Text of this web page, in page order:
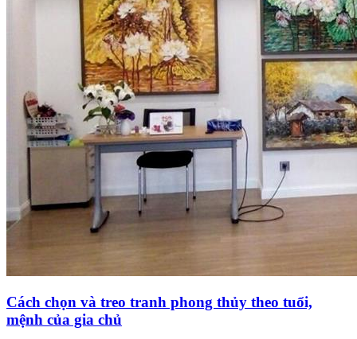
Cách chọn và treo tranh phong thủy theo tuổi,
mệnh của gia chủ